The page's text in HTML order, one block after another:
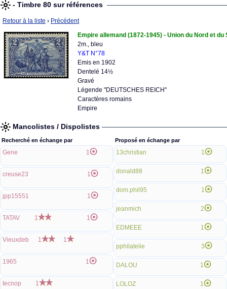
- Timbre 80 sur références
Retour à la liste › Précédent
Empire allemand (1872-1945) - Union du Nord et
2m., bleu
Y&T N°78
Emis en 1902
Dentelé 14½
Gravé
Légende "DEUTSCHES REICH"
Caractères romains
Empire
Mancolistes / Dispolistes
Recherché en échange par
Gene 1
creuse23 1
jpp15551 1
TATAV 1 1
Vieuxdeb 1 1
1965 1
tecnop 1
Proposé en échange par
13christian 1
donald88 1
dom.phil95 1
jeanmich 2
EDMEEE 1
pphilatelie 3
DALOU 1
LOLOZ 1